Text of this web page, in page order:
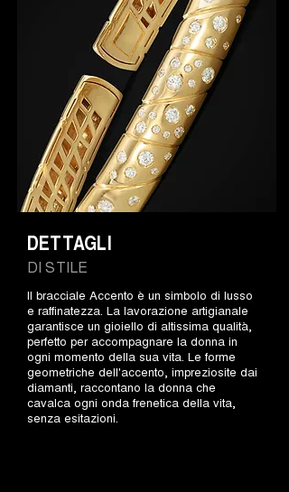
DI STILE
DETTAGLI
Il bracciale Accento è un simbolo di lusso
e raffinatezza. La lavorazione artigianale
garantisce un gioiello di altissima qualità,
perfetto per accompagnare la donna in
ogni momento della sua vita. Le forme
geometriche dell'accento, impreziosite dai
diamanti, raccontano la donna che
cavalca ogni onda frenetica della vita,
senza esitazioni.